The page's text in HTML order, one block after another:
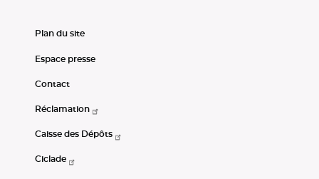
Plan du site
Espace presse
Contact
Réclamation
Caisse des Dépôts
Ciclade